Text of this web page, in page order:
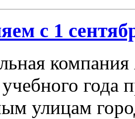
с 1
компания
учебного
улицам